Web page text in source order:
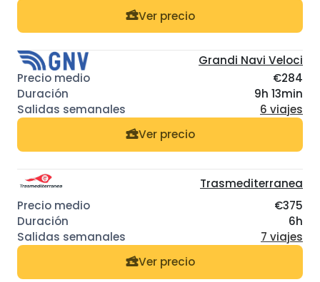
Ver precio
Grandi Navi Veloci
€284
9h 13min
6 viajes
Ver precio
Trasmediterranea
€375
6h
7 viajes
Ver precio